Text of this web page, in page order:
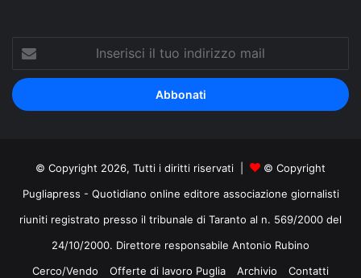
tuo
indirizzo
mail
© Copyright 2026, Tutti i diritti riservati |
© Copyright
Pugliapress - Quotidiano online editore associazione giornalisti
riuniti registrato presso il tribunale di Taranto al n. 569/2000 del
24/10/2000. Direttore responsabile Antonio Rubino
Cerco/Vendo
Offerte di lavoro Puglia Archivio
Contatti